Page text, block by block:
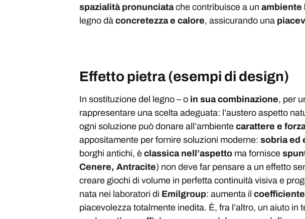
spazialità pronunciatache contribuisce a un ambiente
legno dà concretezza e calore, assicurando una
Effetto pietra (esempi di design)
In sostituzione del legno – o in sua combinazione, per
rappresentare una scelta adeguata: l’austero aspetto
ogni soluzione può donare all’ambiente carattere e
appositamente per fornire soluzioni moderne: sobria ed
borghi antichi, è classica nell’aspetto ma fornisce
Cenere, Antracite) non deve far pensare a un effetto
creare giochi di volume in perfetta continuità visiva e
nata nei laboratori di Emilgroup: aumenta il
piacevolezza totalmente inedita. È, fra l’altro, un aiuto in